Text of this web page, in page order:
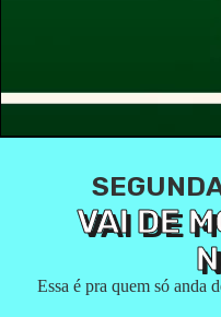
VAI DE
Essa é pra quem só anda